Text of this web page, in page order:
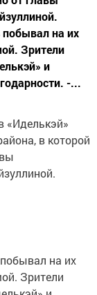
на их
Зрители
и
-...
«Иделькэй»
в которой
на их
Зрители